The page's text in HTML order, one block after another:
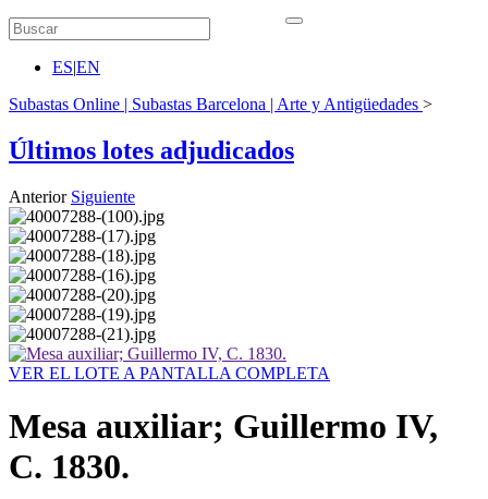
ES|EN
Subastas Online | Subastas Barcelona | Arte y Antigüedades >
Últimos lotes adjudicados
Anterior Siguiente
VER EL LOTE A PANTALLA COMPLETA
Mesa auxiliar; Guillermo IV,
C. 1830.